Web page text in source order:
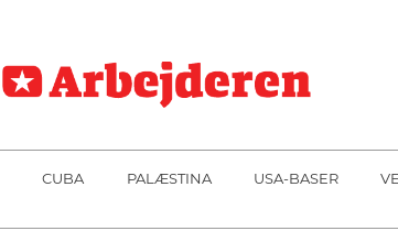
CUBA PALÆSTINA USA-BASER